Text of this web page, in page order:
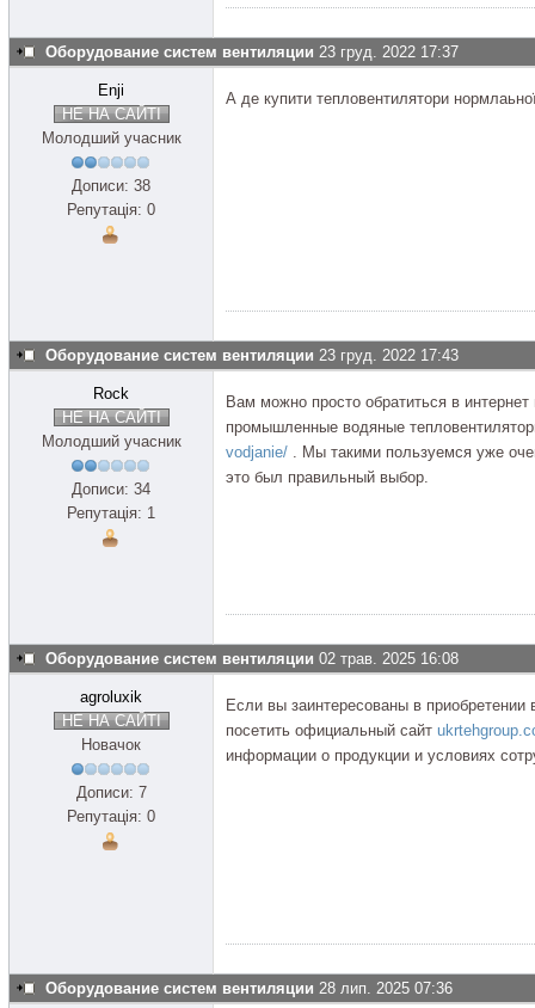
Оборудование систем вентиляции 23 груд. 2022 17:37
Enji
НЕ НА САЙТІ
Молодший учасник
Дописи: 38
Репутація: 0
А де купити тепловентилятори
Оборудование систем вентиляции 23 груд. 2022 17:43
Rock
НЕ НА САЙТІ
Молодший учасник
Дописи: 34
Репутація: 1
Вам можно просто обратиться в
промышленные водяные
vodjanie/ . Мы такими пользуемся уже
это был правильный выбор.
Оборудование систем вентиляции 02 трав. 2025 16:08
agroluxik
НЕ НА САЙТІ
Новачок
Дописи: 7
Репутація: 0
Если вы заинтересованы в
посетить официальный сайт
информации о продукции и условиях
Оборудование систем вентиляции 28 лип. 2025 07:36